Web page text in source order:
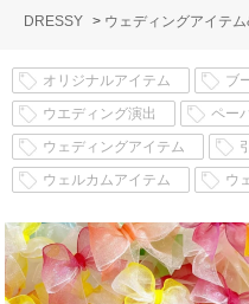
DRESSY > ウェディングアイテ
オリジナルアイテム ブ
ウエディング演出
ペー
ウェディングアイテム
ウェルカムアイテム
ウ